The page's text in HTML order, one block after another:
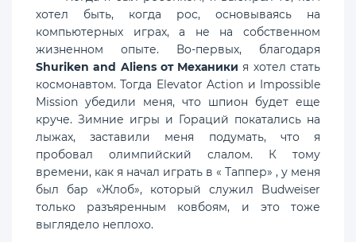
хотел быть, когда рос, основываясь на
компьютерных играх, а не на собственном
жизненном опыте. Во-первых, благодаря
Shuriken and Aliens от Механики я хотел стать
космонавтом. Тогда Elevator Action и Impossible
Mission убедили меня, что шпион будет еще
круче. Зимние игры и Гораций покатались на
лыжах, заставили меня подумать, что я
пробовал олимпийский слалом. К тому
времени, как я начал играть в « Таппер» , у меня
был бар «Жлоб», который служил Budweiser
только разъяренным ковбоям, и это тоже
выглядело неплохо.